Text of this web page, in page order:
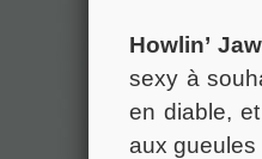
Howlin’
sexy à
en diable,
aux gueules